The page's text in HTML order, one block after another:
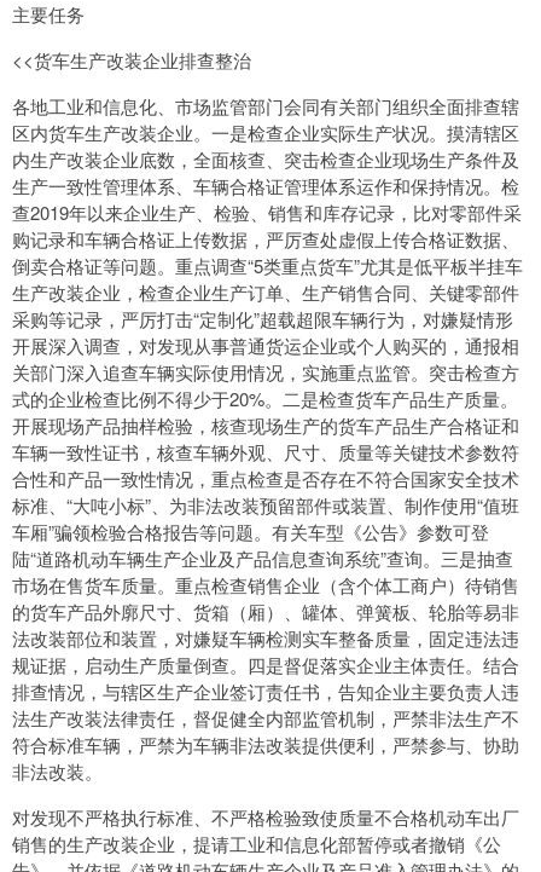
主要任务
<<货车生产改装企业排查整治
各地工业和信息化、市场监管部门会同有关部门组织全面排查辖
区内货车生产改装企业。一是检查企业实际生产状况。摸清辖区
内生产改装企业底数，全面核查、突击检查企业现场生产条件及
生产一致性管理体系、车辆合格证管理体系运作和保持情况。检
查2019年以来企业生产、检验、销售和库存记录，比对零部件采
购记录和车辆合格证上传数据，严厉查处虚假上传合格证数据、
倒卖合格证等问题。重点调查“5类重点货车”尤其是低平板半挂车
生产改装企业，检查企业生产订单、生产销售合同、关键零部件
采购等记录，严厉打击“定制化”超载超限车辆行为，对嫌疑情形
开展深入调查，对发现从事普通货运企业或个人购买的，通报相
关部门深入追查车辆实际使用情况，实施重点监管。突击检查方
式的企业检查比例不得少于20%。二是检查货车产品生产质量。
开展现场产品抽样检验，核查现场生产的货车产品生产合格证和
车辆一致性证书，核查车辆外观、尺寸、质量等关键技术参数符
合性和产品一致性情况，重点检查是否存在不符合国家安全技术
标准、“大吨小标”、为非法改装预留部件或装置、制作使用“值班
车厢”骗领检验合格报告等问题。有关车型《公告》参数可登
陆“道路机动车辆生产企业及产品信息查询系统”查询。三是抽查
市场在售货车质量。重点检查销售企业（含个体工商户）待销售
的货车产品外廓尺寸、货箱（厢）、罐体、弹簧板、轮胎等易非
法改装部位和装置，对嫌疑车辆检测实车整备质量，固定违法违
规证据，启动生产质量倒查。四是督促落实企业主体责任。结合
排查情况，与辖区生产企业签订责任书，告知企业主要负责人违
法生产改装法律责任，督促健全内部监管机制，严禁非法生产不
符合标准车辆，严禁为车辆非法改装提供便利，严禁参与、协助
非法改装。
对发现不严格执行标准、不严格检验致使质量不合格机动车出厂
销售的生产改装企业，提请工业和信息化部暂停或者撤销《公